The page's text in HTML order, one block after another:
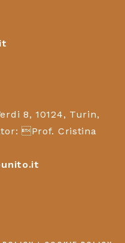
8, 10124, Turin,
Prof. Cristina